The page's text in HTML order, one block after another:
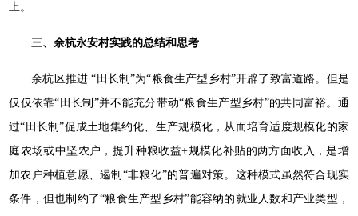
上。
三、余杭永安村实践的总结和思考
余杭区推进 “田长制”为“粮食生产型乡村”开辟了致富道路。但是
仅仅依靠“田长制”并不能充分带动“粮食生产型乡村”的共同富裕。通
过“田长制”促成土地集约化、生产规模化，从而培育适度规模化的家
庭农场或中坚农户，提升种粮收益+规模化补贴的两方面收入，是增
加农户种植意愿、遏制“非粮化”的普遍对策。这种模式虽然符合现实
条件，但也制约了“粮食生产型乡村”能容纳的就业人数和产业类型，